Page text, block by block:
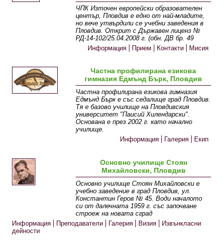
ЧПК Източен европейски образователен
център, Пловдив е едно от най-младите,
но вече утвърдили се учебни заведения в
Пловдив. Открит с Държавен лиценз №
РД-14-102/25.04.2008 г. (обн. ДВ бр. 49
Информация
Прием Контакти Мисия
Частна профилирана езикова
гимназия Едмънд Бърк, Пловдив
Частна профилирана езикова гимназия
Едмънд Бърк е със седалище град Пловдив.
Тя е базово училище на Пловдивския
университет "Паисий Хилендарски".
Основана е през 2002 г. като начално
училище.
Информация
Галерия Екип
Основно училище Стоян
Михайловски, Пловдив
Основно училище Стоян Михайловски е
учебно заведение в град Пловдив, ул.
Константин Геров № 45. Води началото
си от далечната 1959 г. със започване
строеж на новата сград
Информация
Преподаватели Галерия Визия
Извънкласни
дейности